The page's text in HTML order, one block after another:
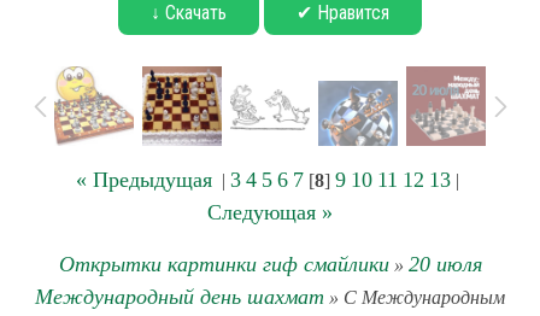
↓ Скачать ✔ Нравится
« Предыдущая | 3 4 5 6 7 [8] 9 10 11 12 13 |
Следующая »
Открытки картинки гиф смайлики» 20 июля
Международный день шахмат » С Международным